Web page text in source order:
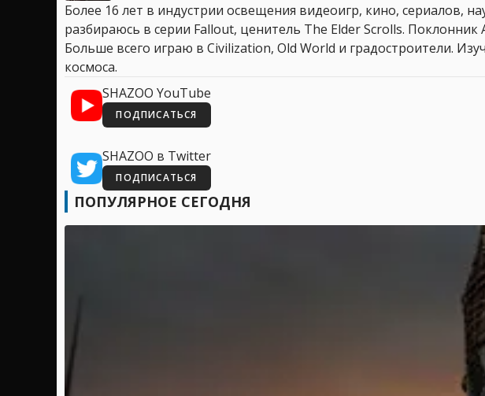
Более 16 лет в индустрии освещения видеоигр, кино, сериалов,
разбираюсь в серии Fallout, ценитель The Elder Scrolls. Поклонник
Больше всего играю в Civilization, Old World и градостроители.
космоса.
SHAZOO YouTube
ПОДПИСАТЬСЯ
SHAZOO в Twitter
ПОДПИСАТЬСЯ
ПОПУЛЯРНОЕ СЕГОДНЯ